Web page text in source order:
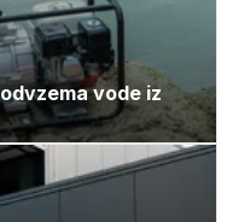
vode iz